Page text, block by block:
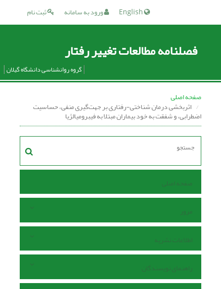
ثبت نام ورود به سامانه
فصلنامه مطالعات تغییر رفتار
گروه روانشناسی دانشگاه گیلان
صفحه اصلی
اثربخشی درمان شناختی-رفتاری بر جهت‌گیری منفی، حساسیت
اضطرابی، و شفقت به خود بیماران مبتلا به فیبرومیالژیا
صفحه اصلی
مرور
اطلاعات نشریه
راهنمای نویسندگان